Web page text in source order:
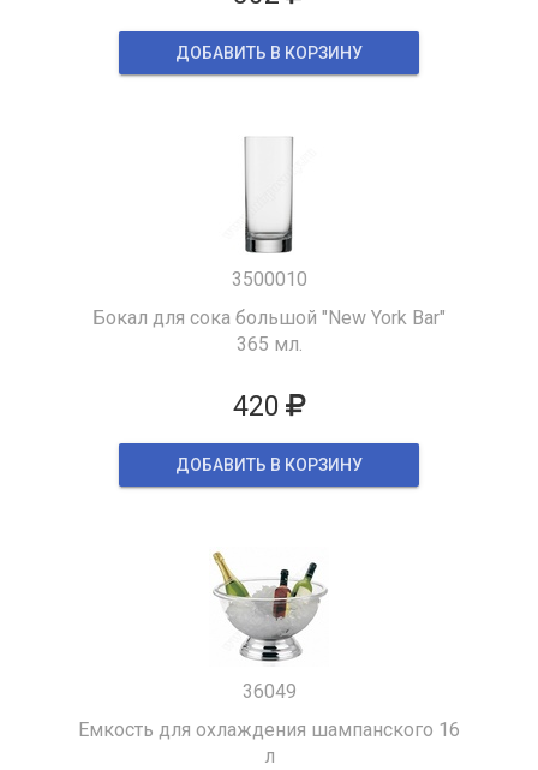
ДОБАВИТЬ В КОРЗИНУ
3500010
Бокал для сока большой "New York Bar"
365 мл.
420
ДОБАВИТЬ В КОРЗИНУ
36049
Емкость для охлаждения шампанского 16
л